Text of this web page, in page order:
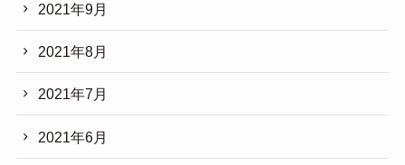
2021年9月
2021年8月
2021年7月
2021年6月